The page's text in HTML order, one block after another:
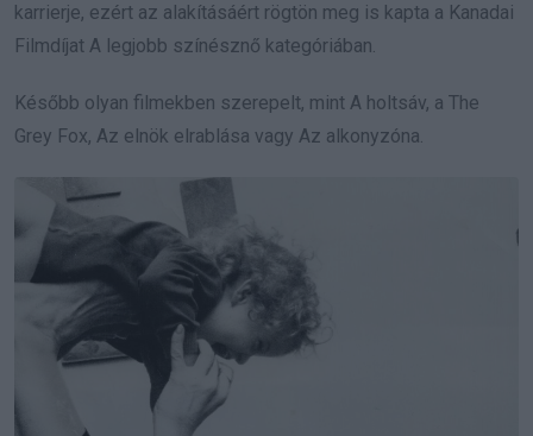
karrierje, ezért az alakításáért rögtön meg is kapta a Kanadai
Filmdíjat A legjobb színésznő kategóriában.
Később olyan filmekben szerepelt, mint A holtsáv, a The
Grey Fox, Az elnök elrablása vagy Az alkonyzóna.